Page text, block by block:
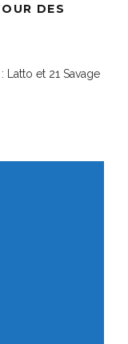
DES
Latto et 21 Savage